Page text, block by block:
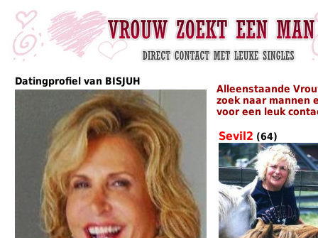
Datingprofiel van BISJUH
Alleenstaande
zoek naar mannen
voor een leuk
Sevil2 (64)